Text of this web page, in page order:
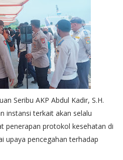
Seribu AKP Abdul Kadir, S.H.
instansi terkait akan selalu
penerapan protokol kesehatan di
upaya pencegahan terhadap